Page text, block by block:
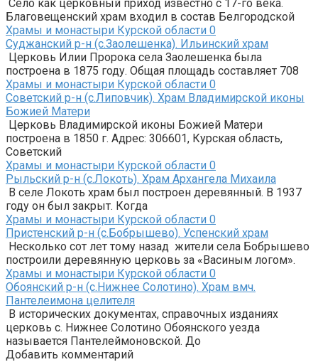
Село как церковный приход известно с 17-го века.
Благовещенский храм входил в состав Белгородской
Храмы и монастыри Курской области 0
Суджанский р-н (с.Заолешенка). Ильинский храм
Церковь Илии Пророка села Заолешенка была
построена в 1875 году. Общая площадь составляет 708
Храмы и монастыри Курской области 0
Советский р-н (с.Липовчик). Храм Владимирской иконы
Божией Матери
Церковь Владимирской иконы Божией Матери
построена в 1850 г. Адрес: 306601, Курская область,
Советский
Храмы и монастыри Курской области 0
Рыльский р-н (с.Локоть). Храм Архангела Михаила
В селе Локоть храм был построен деревянный. В 1937
году он был закрыт. Когда
Храмы и монастыри Курской области 0
Пристенский р-н (с.Бобрышево). Успенский храм
Несколько сот лет тому назад жители села Бобрышево
построили деревянную церковь за «Васиным логом».
Храмы и монастыри Курской области 0
Обоянский р-н (с.Нижнее Солотино). Храм вмч.
Пантелеимона целителя
В исторических документах, справочных изданиях
церковь с. Нижнее Солотино Обоянского уезда
называется Пантелеймоновской. До
Добавить комментарий